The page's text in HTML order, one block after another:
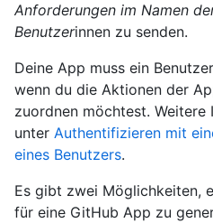
Anforderungen im Namen
Benutzerinnen zu senden.
Deine App muss ein
wenn du die Aktionen der
zuordnen möchtest.
unter Authentifizieren mit
eines Benutzers.
Es gibt zwei Möglichkeiten,
für eine GitHub App zu